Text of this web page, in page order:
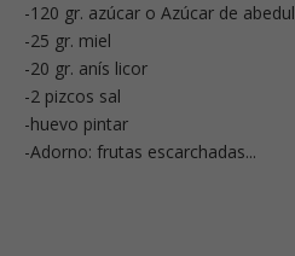
-120 gr. azúcar o Azúcar de abedul
-25 gr. miel
-20 gr. anís licor
-2 pizcos sal
-huevo pintar
-Adorno: frutas escarchadas...